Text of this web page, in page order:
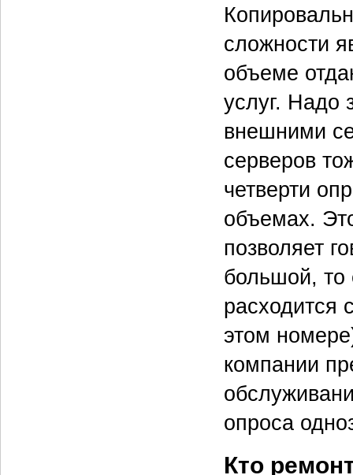
сложности
объеме
услуг. Надо
внешними
серверов
четверти
объемах.
позволяет
большой, то
расходится
этом
компании
опроса
Кто